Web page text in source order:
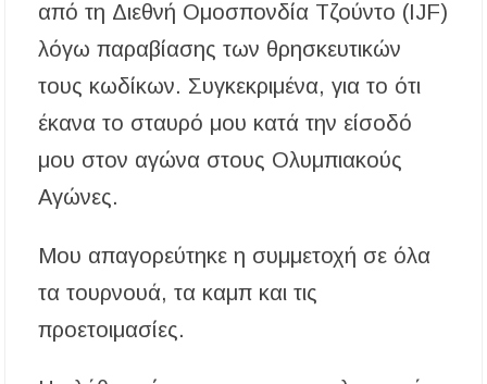
από τη Διεθνή Ομοσπονδία Τζούντο (IJF)
λόγω παραβίασης των θρησκευτικών
τους κωδίκων. Συγκεκριμένα, για το ότι
έκανα το σταυρό μου κατά την είσοδό
μου στον αγώνα στους Ολυμπιακούς
Αγώνες.
Μου απαγορεύτηκε η συμμετοχή σε όλα
τα τουρνουά, τα καμπ και τις
προετοιμασίες.